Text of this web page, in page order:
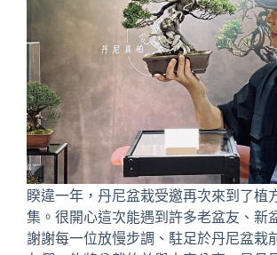
睽違一年，丹尼盆栽受邀再次來到了植
集。很開心這次能遇到許多老盆友、新
謝謝每一位放慢步調、駐足於丹尼盆栽